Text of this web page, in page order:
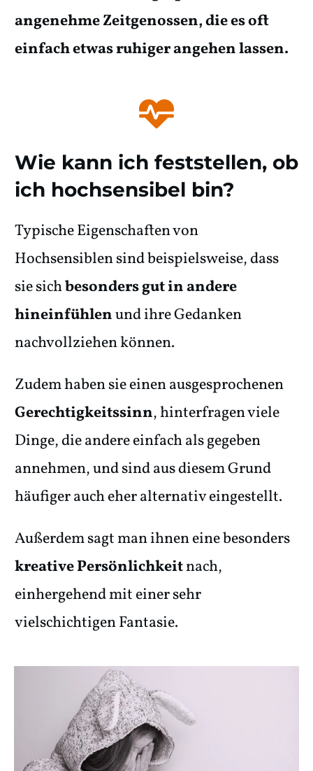
angenehme Zeitgenossen, die es oft
einfach etwas ruhiger angehen lassen.
Wie kann ich feststellen, ob
ich hochsensibel bin?
Typische Eigenschaften von
Hochsensiblen sind beispielsweise, dass
sie sichbesonders gut in andere
hineinfühlenund ihre Gedanken
nachvollziehen können.
Zudem haben sie einen ausgesprochenen
Gerechtigkeitssinn, hinterfragen viele
Dinge, die andere einfach als gegeben
annehmen, und sind aus diesem Grund
häufiger auch eher alternativ eingestellt.
Außerdem sagt man ihnen eine besonders
kreative Persönlichkeitnach,
einhergehend mit einer sehr
vielschichtigen Fantasie.